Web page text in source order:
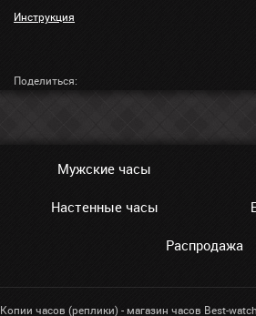
Инструкция
Поделиться:
Мужские часы
Настенные часы
Распродажа
Копии часов (реплики) - магазин часов Best-